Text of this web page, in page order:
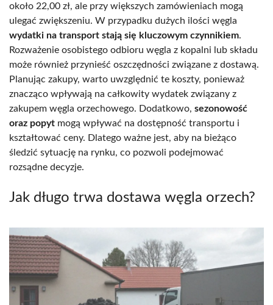
około 22,00 zł, ale przy większych zamówieniach mogą
ulegać zwiększeniu. W przypadku dużych ilości węgla
wydatki na transport stają się kluczowym czynnikiem.
Rozważenie osobistego odbioru węgla z kopalni lub składu
może również przynieść oszczędności związane z dostawą.
Planując zakupy, warto uwzględnić te koszty, ponieważ
znacząco wpływają na całkowity wydatek związany z
zakupem węgla orzechowego. Dodatkowo, sezonowość
oraz popyt mogą wpływać na dostępność transportu i
kształtować ceny. Dlatego ważne jest, aby na bieżąco
śledzić sytuację na rynku, co pozwoli podejmować
rozsądne decyzje.
Jak długo trwa dostawa węgla orzech?